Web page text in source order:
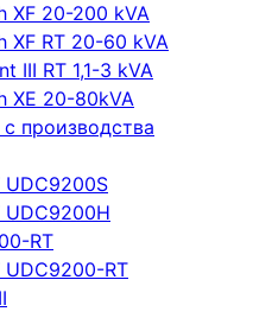
XF 20-200 kVA
XF RT 20-60 kVA
III RT 1,1-3 kVA
XE 20-80kVA
производства
UDC9200S
UDC9200H
RT
UDC9200-RT